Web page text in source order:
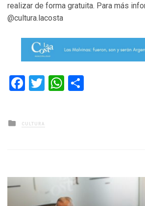
realizar de forma gratuita. Para más
@cultura.lacosta
Facebook
TwitterWhatsApp
Posted
in
CULTURA